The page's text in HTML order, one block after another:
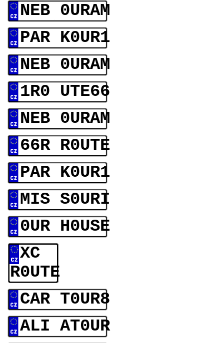
NEB 0URAM
PAR K0UR1
NEB 0URAM
1R0 UTE66
NEB 0URAM
66R R0UTE
PAR K0UR1
MIS S0URI
0UR H0USE
XC
R0UTE
CAR T0UR8
ALI AT0UR